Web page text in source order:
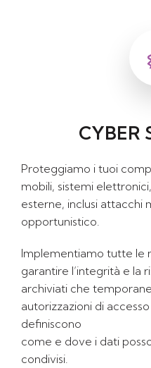
CYBER
Proteggiamo i tuoi
mobili, sistemi
esterne, inclusi attacchi
opportunistico.
Implementiamo tutte le
garantire l’integrità e la
archiviati che
autorizzazioni di
definiscono
come e dove i dati
condivisi.